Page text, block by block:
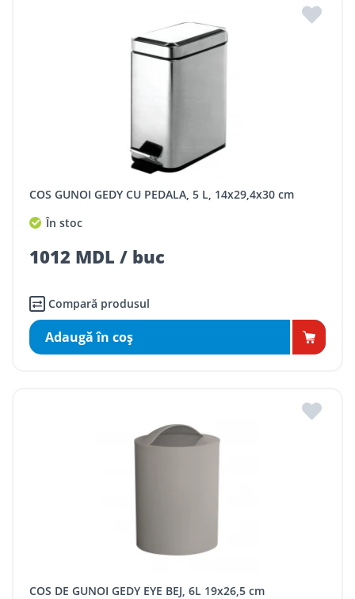
COS GUNOI GEDY CU PEDALA, 5 L, 14x29,4x30 cm
În stoc
1012 MDL / buc
Compară produsul
Adaugă în coş
COS DE GUNOI GEDY EYE BEJ, 6L 19x26,5 cm